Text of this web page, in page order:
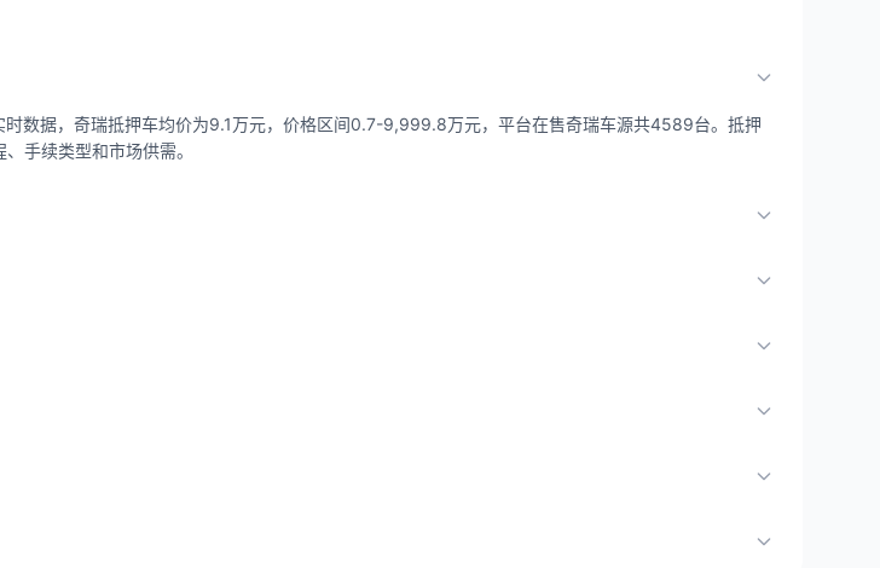
数据，奇瑞抵押车均价为9.1万元，价格区间0.7-9,999.8万元，平台在售奇瑞车源共4589台。抵押
手续类型和市场供需。